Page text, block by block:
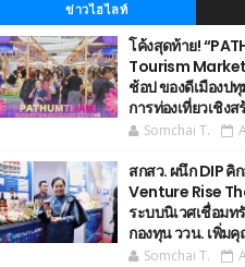
ข่าวไฮไลท์
โค้งสุดท้าย!
Tourism
ช้อป ของดีเมืองป
การท่องเที่ยวเชิง
Somchai T.
สกสว. ผนึก DIP คิ
Venture Rise
ระบบนิเวศเชื่อม
กองทุน ววน. เพิ่ม
Somchai T.